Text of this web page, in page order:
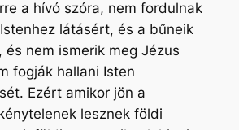
a hívó szóra, nem fordulnak
látásért, és a bűneik
nem ismerik meg Jézus
fogják hallani Isten
Ezért amikor jön a
lesznek földi